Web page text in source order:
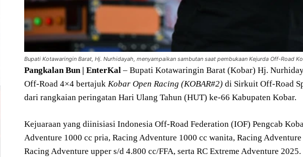
Bupati Kotawaringin Barat, Hj. Nurhidayah, menyampaikan sambutan saat pembukaan Kejurda Off-Road
Pangkalan Bun | EnterKal – Bupati Kotawaringin Barat (Kobar) Hj.
Off-Road 4×4 bertajuk Kobar Open Racing (KOBAR#2) di Sirkuit Off-Road
dari rangkaian peringatan Hari Ulang Tahun (HUT) ke-66 Kabupaten Kobar.
Kejuaraan yang diinisiasi Indonesia Off-Road Federation (IOF) Pengcab
Adventure 1000 cc pria, Racing Adventure 1000 cc wanita, Racing
Racing Adventure upper s/d 4.800 cc/FFA, serta RC Extreme Adventure 2025.